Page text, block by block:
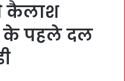
कैलाश
के पहले दल